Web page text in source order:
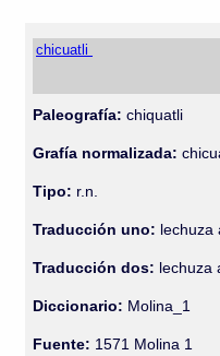
chicuatli
Paleografía: chiquatli
Grafía normalizada:
Tipo: r.n.
Traducción uno: lechuza
Traducción dos: lechuza
Diccionario: Molina_1
Fuente: 1571 Molina 1